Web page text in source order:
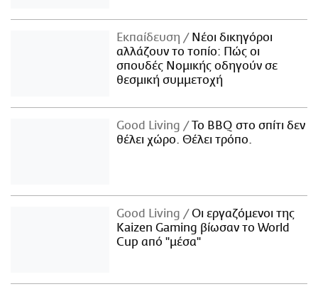
Εκπαίδευση
Νέοι δικηγόροι
αλλάζουν το τοπίο: Πώς οι
σπουδές Νομικής οδηγούν σε
θεσμική συμμετοχή
Good Living
Το BBQ στο σπίτι δεν
θέλει χώρο. Θέλει τρόπο.
Good Living
Οι εργαζόμενοι της
Kaizen Gaming βίωσαν το World
Cup από "μέσα"